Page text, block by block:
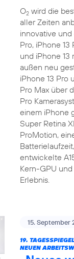
O2wird die
aller Zeiten
innovative
Pro, iPhone 13
und iPhone 13
außen neu
iPhone 13 Pro
Pro Max über
Pro
einem iPhone
Super Retina
ProMotion,
entwickelte
Kern-GPU
Erlebnis.
15. September
19.
NEUEN